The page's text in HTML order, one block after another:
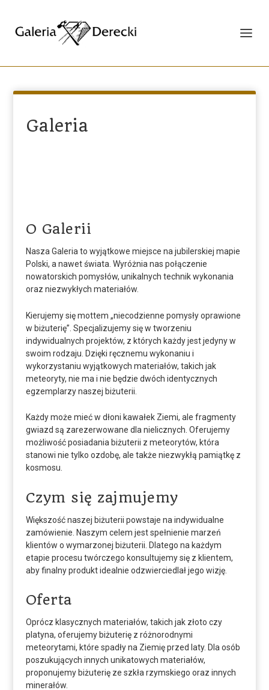
Galeria
O Galerii
Nasza Galeria to wyjątkowe miejsce na jubilerskiej mapie
Polski, a nawet świata. Wyróżnia nas połączenie
nowatorskich pomysłów, unikalnych technik wykonania
oraz niezwykłych materiałów.
Kierujemy się mottem „niecodzienne pomysły oprawione
w biżuterię”. Specjalizujemy się w tworzeniu
indywidualnych projektów, z których każdy jest jedyny w
swoim rodzaju. Dzięki ręcznemu wykonaniu i
wykorzystaniu wyjątkowych materiałów, takich jak
meteoryty, nie ma i nie będzie dwóch identycznych
egzemplarzy naszej biżuterii.
Każdy może mieć w dłoni kawałek Ziemi, ale fragmenty
gwiazd są zarezerwowane dla nielicznych. Oferujemy
możliwość posiadania biżuterii z meteorytów, która
stanowi nie tylko ozdobę, ale także niezwykłą pamiątkę z
kosmosu.
Czym się zajmujemy
Większość naszej biżuterii powstaje na indywidualne
zamówienie. Naszym celem jest spełnienie marzeń
klientów o wymarzonej biżuterii. Dlatego na każdym
etapie procesu twórczego konsultujemy się z klientem,
aby finalny produkt idealnie odzwierciedlał jego wizję.
Oferta
Oprócz klasycznych materiałów, takich jak złoto czy
platyna, oferujemy biżuterię z różnorodnymi
meteorytami, które spadły na Ziemię przed laty. Dla osób
poszukujących innych unikatowych materiałów,
proponujemy biżuterię ze szkła rzymskiego oraz innych
minerałów.